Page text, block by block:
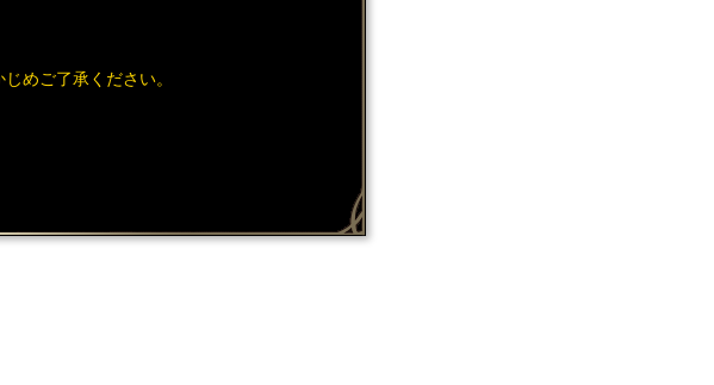
めご了承ください。